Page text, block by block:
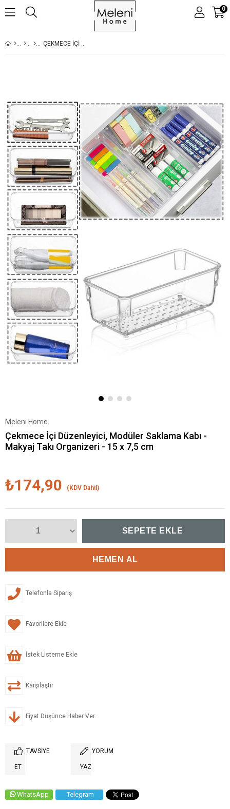
0
ÇEKMECE İÇI DÜZENLEYICI, MODÜLER SAKLAMA KABI - MAKYAJ TAKI ORGANIZERI - 15 X 7,5 CM
Meleni Home
Çekmece İçi Düzenleyici, Modüler Saklama Kabı -
Makyaj Takı Organizeri - 15 x 7,5 cm
₺174,90 (KDV Dahil)
Telefonla Sipariş
Favorilere Ekle
İstek Listeme Ekle
Karşılaştır
Fiyat Düşünce Haber Ver
TAVSIYE
ET
YORUM
YAZ
WhatsApp Telegram